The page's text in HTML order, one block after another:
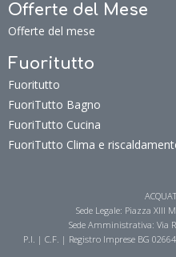
Offerte del Mese
Offerte del mese
Fuoritutto
Fuoritutto
FuoriTutto Bagno
FuoriTutto Cucina
FuoriTutto Clima e
Sede Legale: Piazza XIII
Sede Amministrativa: Via
P.I. | C.F. | Registro Imprese BG